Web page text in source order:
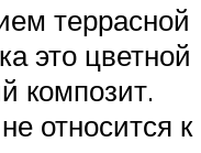
террасной
это цветной
композит.
относится к